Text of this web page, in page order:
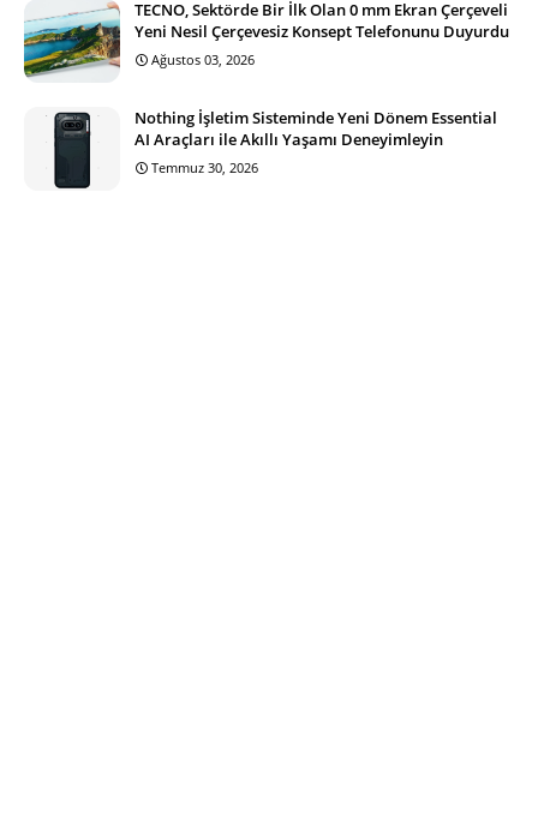
TECNO, Sektörde Bir İlk Olan 0 mm Ekran Çerçeveli
Yeni Nesil Çerçevesiz Konsept Telefonunu Duyurdu
Ağustos 03, 2026
Nothing İşletim Sisteminde Yeni Dönem Essential
AI Araçları ile Akıllı Yaşamı Deneyimleyin
Temmuz 30, 2026